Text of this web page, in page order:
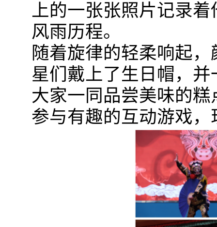
上的一张张照片记录
风雨历程。
随着旋律的轻柔响起
星们戴上了生日帽，
大家一同品尝美味的
参与有趣的互动游戏